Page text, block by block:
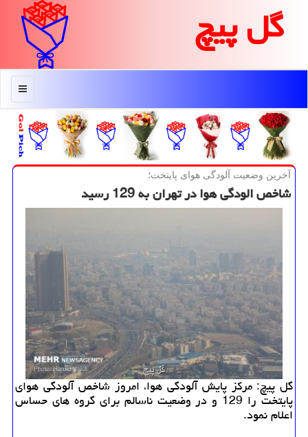
گل پیچ
منو
آخرین وضعیت آلودگی هوای پایتخت؛
شاخص الودگی هوا در تهران به 129 رسید
گل پیچ: مركز پایش آلودگی هوا، امروز شاخص آلودگی هوای
پایتخت را 129 و در وضعیت ناسالم برای گروه های حساس
اعلام نمود.